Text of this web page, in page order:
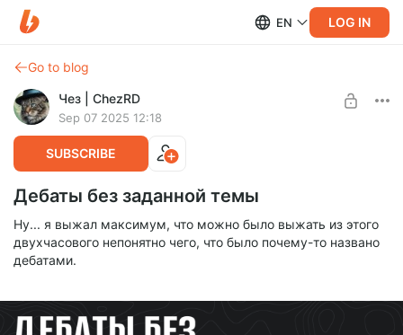
EN LOG IN
Go to blog
Чез | ChezRD
Sep 07 2025 12:18
SUBSCRIBE
Дебаты без заданной темы
Ну... я выжал максимум, что можно было выжать из этого
двухчасового непонятно чего, что было почему-то названо
дебатами.